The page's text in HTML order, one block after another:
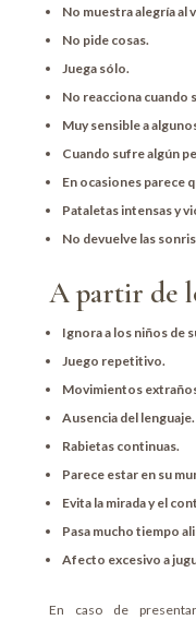
No muestra alegría al
No pide cosas.
Juega sólo.
No reacciona cuando
Muy sensible a
Cuando sufre algún
En ocasiones parece
Pataletas intensas y
No devuelve las
A partir de
Ignora a los niños de
Juego repetitivo.
Movimientos
Ausencia del lenguaje.
Rabietas continuas.
Parece estar en su
Evita la mirada y el
Pasa mucho tiempo
Afecto excesivo a
En caso de